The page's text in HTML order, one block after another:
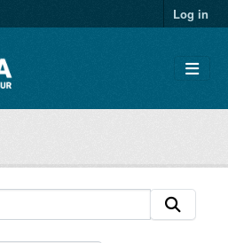
Log in